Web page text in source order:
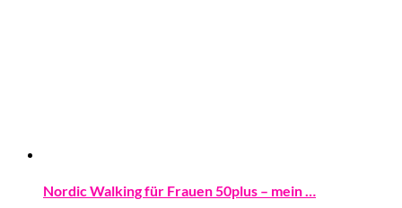
Nordic Walking für Frauen 50plus – mein …